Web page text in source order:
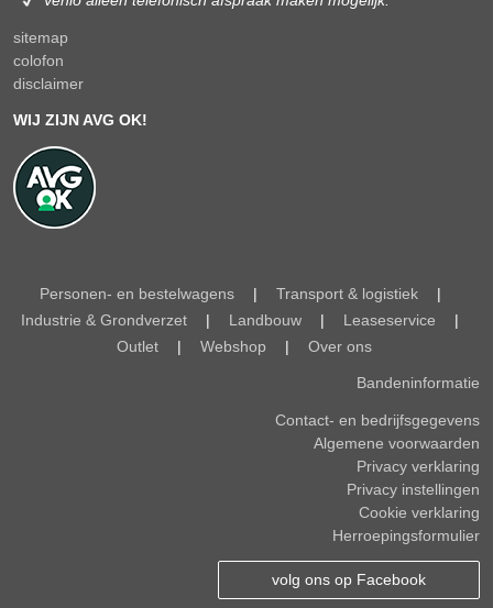
sitemap
colofon
disclaimer
WIJ ZIJN AVG OK!
Personen- en bestelwagens | Transport & logistiek
|
Industrie & Grondverzet
| Landbouw | Leaseservice
|
Outlet
| Webshop | Over ons
Bandeninformatie
Contact- en bedrijfsgegevens
Algemene voorwaarden
Privacy verklaring
Privacy instellingen
Cookie verklaring
Herroepingsformulier
volg ons op Facebook